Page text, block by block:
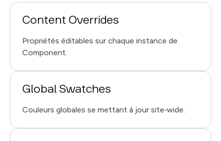
Content Overrides
Propriétés éditables sur chaque instance de
Component.
Global Swatches
Couleurs globales se mettant à jour site‑wide.